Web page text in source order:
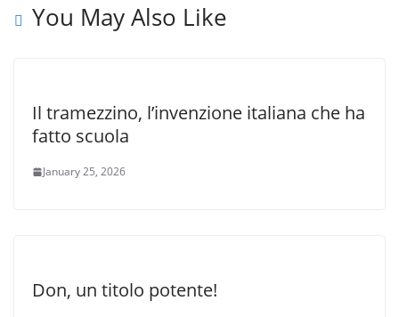
You May Also Like
Il tramezzino, l’invenzione italiana che ha
fatto scuola
January 25, 2026
Don, un titolo potente!